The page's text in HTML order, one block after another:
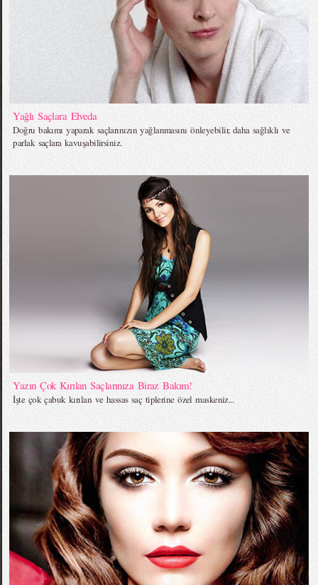
Yağlı Saçlara Elveda
Doğru bakımı yaparak saçlarınızın yağlanmasını önleyebilir, daha sağlıklı ve
parlak saçlara kavuşabilirsiniz.
Yazın Çok Kırılan Saçlarınıza Biraz Bakım!
İşte çok çabuk kırılan ve hassas saç tiplerine özel maskeniz...